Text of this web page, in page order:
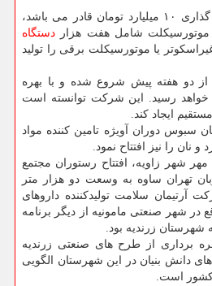
این واحد تولیدی با سرمایه گذاری ۱۰ میلیارد تومان قادر می باشد،
دستگاه
یا موتورسیکلت برقی را تولید
از دو هفته پیش شروع شده و با بهره
خواهد رسید. این شرکت توانسته است
سبوس دوران آویژه تامین کننده مواد
و نان را نیز افتتاح نمود.
شهر زاویه، افتتاح رستوران مجتمع
تهران ساوه به وسعت دو هزار متر
آرتیمان سلامت تولیدکننده داروهای
در شهر صنعتی مامونیه از دیگر برنامه
شهرستان زرندیه بود.
برداری از طرح های صنعتی زرندیه
دانش بنیان در این شهرستان الگویی
کشور است.